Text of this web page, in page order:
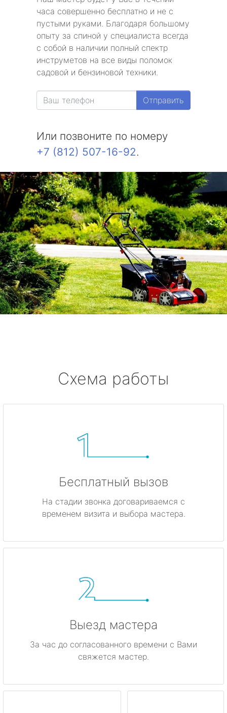
часа совершенно бесплатно и не с
пустыми руками. Благодаря большому
опыту за спиной у специалиста всегда
с собой в наличии полный спектр
инструметов на все виды поломок
садовой и бензиновой техники.
Отправить
Или позвоните по номеру
+7 (812) 507-16-92.
Схема работы
Бесплатный вызов
На стадии звонка договариваемся с
временем визита и выбора мастера.
Выезд мастера
За час до согласованного времени с Вами
свяжется мастер.